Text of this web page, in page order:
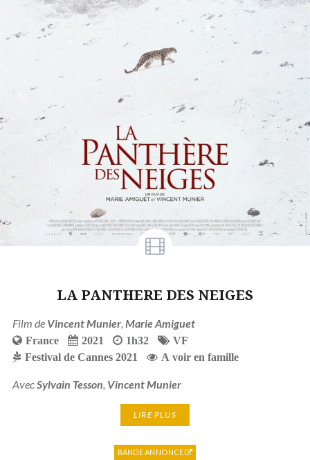
LA PANTHERE DES NEIGES
Film de Vincent Munier, Marie Amiguet
France 2021 1h32
VF
Festival de Cannes 2021
A voir en famille
Avec Sylvain Tesson Vincent Munier
LIRE PLUS
BANDE ANNONCE